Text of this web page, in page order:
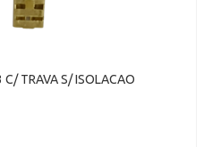
C/ TRAVA S/ ISOLACAO